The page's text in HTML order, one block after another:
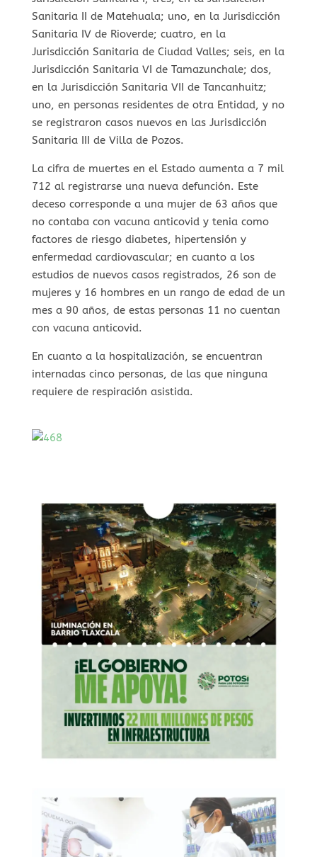
Sanitaria II de Matehuala; uno, en la Jurisdicción
Sanitaria IV de Rioverde; cuatro, en la
Jurisdicción Sanitaria de Ciudad Valles; seis, en la
Jurisdicción Sanitaria VI de Tamazunchale; dos,
en la Jurisdicción Sanitaria VII de Tancanhuitz;
uno, en personas residentes de otra Entidad, y no
se registraron casos nuevos en las Jurisdicción
Sanitaria III de Villa de Pozos.
La cifra de muertes en el Estado aumenta a 7 mil
712 al registrarse una nueva defunción. Este
deceso corresponde a una mujer de 63 años que
no contaba con vacuna anticovid y tenia como
factores de riesgo diabetes, hipertensión y
enfermedad cardiovascular; en cuanto a los
estudios de nuevos casos registrados, 26 son de
mujeres y 16 hombres en un rango de edad de un
mes a 90 años, de estas personas 11 no cuentan
con vacuna anticovid.
En cuanto a la hospitalización, se encuentran
internadas cinco personas, de las que ninguna
requiere de respiración asistida.